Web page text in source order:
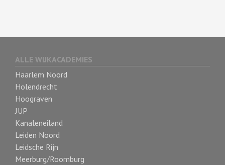
ALLE WIJKACADEMIES
Haarlem Noord
Holendrecht
Hoograven
JUP
Kanaleneiland
Leiden Noord
Leidsche Rijn
Meerburg/Roomburg